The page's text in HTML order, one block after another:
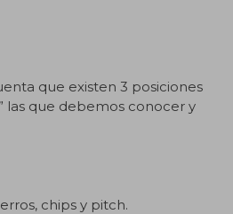
que existen 3 posiciones
las que debemos conocer y
chips y pitch.